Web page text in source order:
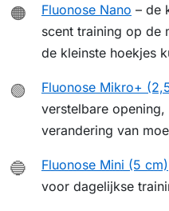
🟠 Fluonose Nano – de
scent training op de
de kleinste hoekjes
🟢 Fluonose Mikro+
verstelbare
verandering van
🔵 Fluonose Mini (5 cm)
voor dagelijkse